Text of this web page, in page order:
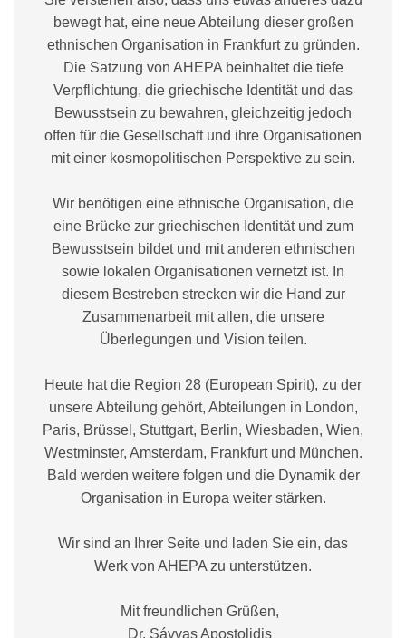
bewegt hat, eine neue Abteilung dieser großen
ethnischen Organisation in Frankfurt zu gründen.
Die Satzung von AHEPA beinhaltet die tiefe
Verpflichtung, die griechische Identität und das
Bewusstsein zu bewahren, gleichzeitig jedoch
offen für die Gesellschaft und ihre Organisationen
mit einer kosmopolitischen Perspektive zu sein.
Wir benötigen eine ethnische Organisation, die
eine Brücke zur griechischen Identität und zum
Bewusstsein bildet und mit anderen ethnischen
sowie lokalen Organisationen vernetzt ist. In
diesem Bestreben strecken wir die Hand zur
Zusammenarbeit mit allen, die unsere
Überlegungen und Vision teilen.
Heute hat die Region 28 (European Spirit), zu der
unsere Abteilung gehört, Abteilungen in London,
Paris, Brüssel, Stuttgart, Berlin, Wiesbaden, Wien,
Westminster, Amsterdam, Frankfurt und München.
Bald werden weitere folgen und die Dynamik der
Organisation in Europa weiter stärken.
Wir sind an Ihrer Seite und laden Sie ein, das
Werk von AHEPA zu unterstützen.
Mit freundlichen Grüßen,
Dr. Sávvas Apostolidis